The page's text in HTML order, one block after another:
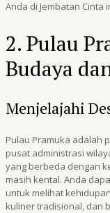
Anda di Jembatan Cinta
2. Pulau
Budaya
Menjelajahi
Pulau Pramuka adalah
pusat administrasi
yang berbeda dengan
masih kental. Anda
untuk melihat
kuliner tradisional, dan